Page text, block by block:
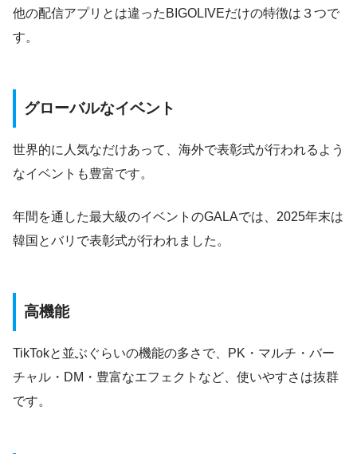
他の配信アプリとは違ったBIGOLIVEだけの特徴は３つで
す。
グローバルなイベント
世界的に人気なだけあって、海外で表彰式が行われるよう
なイベントも豊富です。
年間を通した最大級のイベントのGALAでは、2025年末は
韓国とバリで表彰式が行われました。
高機能
TikTokと並ぶぐらいの機能の多さで、PK・マルチ・バー
チャル・DM・豊富なエフェクトなど、使いやすさは抜群
です。